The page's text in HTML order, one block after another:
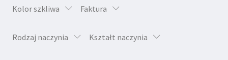
Kolor szkliwa Faktura
Rodzaj naczynia Kształt naczynia